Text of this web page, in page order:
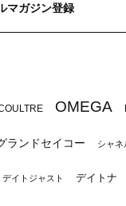
マガジン登録
OMEGA
ランドセイコー シャネ
デイトジャスト デイトナ